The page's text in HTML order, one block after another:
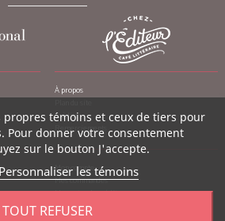
À propos
Crédits
Remerciements
Mon compte
Mes commandes
Mes notes de crédit
Mes adresses
propres témoins et ceux de tiers pour
Pour donner votre consentement
sur le bouton J'accepte.
Personnaliser les témoins
TOUT REFUSER